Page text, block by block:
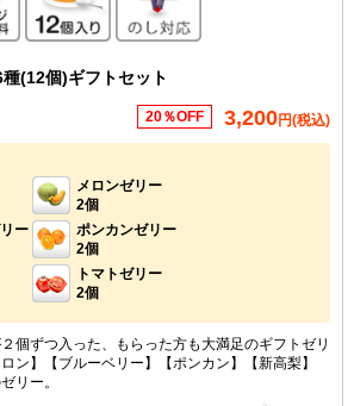
(12個)ギフトセット
20％OFF 3,200円(税込)
メロンゼリー
2個
ー
ポンカンゼリー
2個
トマトゼリー
2個
個ずつ入った、もらった方も大満足のギフトゼリ
ン】【ブルーベリー】【ポンカン】【新高梨】
リー。